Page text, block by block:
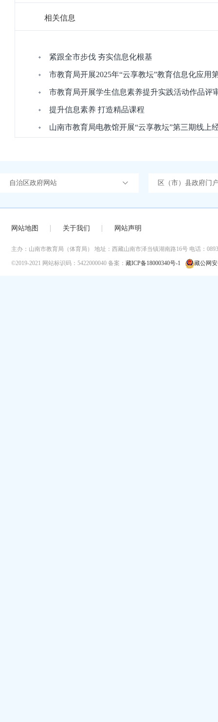
相关信息
紧跟全市步伐 夯实信息化根基
市教育局开展2025年“云享教坛”教育信息化应用
市教育局开展学生信息素养提升实践活动作品评
提升信息素养 打造精品课程
山南市教育局电教馆开展“云享教坛”第三期线上
自治区政府网站 区（市）县政府门
网站地图 关于我们 网站声明
主办：山南市教育局（体育局） 地址：西藏山南市泽当镇湖南路16号 电话：
©2019-2021 网站标识码：5422000040 备案： 藏ICP备18000340号-1 藏公网安